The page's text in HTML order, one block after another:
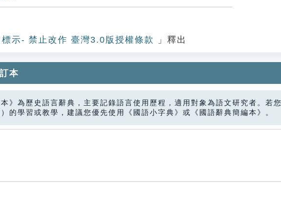
示- 禁止改作 臺灣3.0版授權條款 」釋出
本
本》為歷史語言辭典，主要記錄語言使用歷程，適用對象為語文研究者。若
的學習或教學，建議您優先使用《國語小字典》或《國語辭典簡編本》。